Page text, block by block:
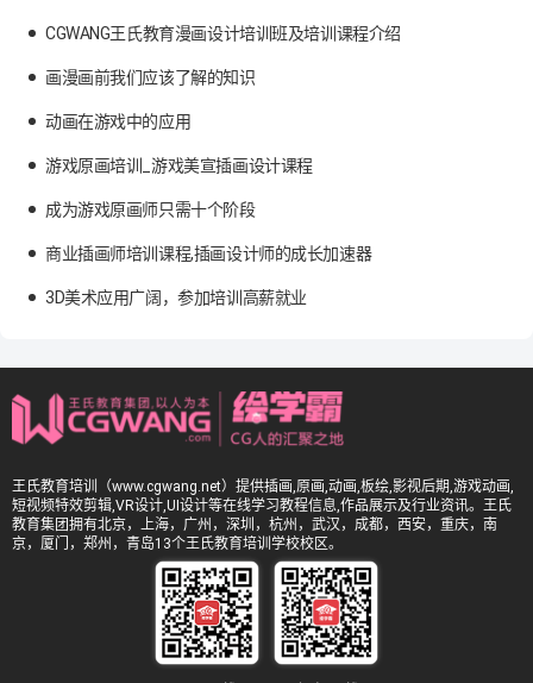
CGWANG王氏教育漫画设计培训班及培训课程介绍
画漫画前我们应该了解的知识
动画在游戏中的应用
游戏原画培训_游戏美宣插画设计课程
成为游戏原画师只需十个阶段
商业插画师培训课程,插画设计师的成长加速器
3D美术应用广阔，参加培训高薪就业
王氏教育培训（www.cgwang.net）提供插画,原画,动画,板绘,影视后期,游戏动画,
短视频特效剪辑,VR设计,UI设计等在线学习教程信息,作品展示及行业资讯。王氏
教育集团拥有北京，上海，广州，深圳，杭州，武汉，成都，西安，重庆，南
京，厦门，郑州，青岛13个王氏教育培训学校校区。